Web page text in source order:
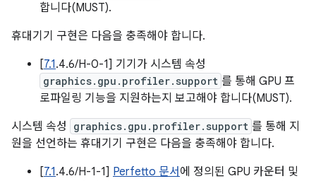
합니다(MUST).
휴대기기 구현은 다음을 충족해야 합니다.
[7.1.4.6/H-0-1] 기기가 시스템 속성
graphics.gpu.profiler.support 를 통해 GPU 프
로파일링 기능을 지원하는지 보고해야 합니다(MUST).
시스템 속성
graphics.gpu.profiler.support 를 통해 지
원을 선언하는 휴대기기 구현은 다음을 충족해야 합니다.
[7.1.4.6/H-1-1] Perfetto 문서 에 정의된 GPU 카운터 및